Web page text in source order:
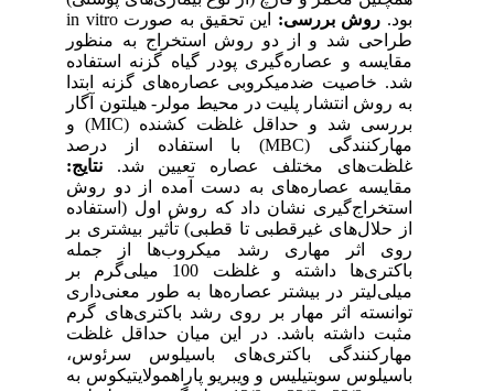
بود.روش بررسی:
این تحقیق به صورت in vitro
طراحی شد و از دو روش استخراج به منظور
مقایسه و عصاره‌گیری پودر گیاه گزنه استفاده
شد. خاصیت ضد‌میکروبی عصاره‌های گزنه ابتدا
به روش انتشار پلیت در محیط مولر- هیلتون آگار
بررسی شد و حداقل غلظت کشنده (MIC) ‌و
مهارکنندگی (MBC) با استفاده از درصد
غلظت‌های مختلف عصاره تعیین شد.نتایج:
مقایسه عصاره‌های به دست آمده از دو روش
استخراج‌گیری نشان داد که روش اول (استفاده
از حلال‌های غیرقطبی تا قطبی) تأثیر بیشتری بر
روی اثر مهاری رشد میکروب‌ها از جمله
باکتری‌ها داشته و غلظت 100 میلی‌گرم بر
میلی‌لیتر در بیشتر عصاره‌ها به طور معنی‌داری
توانسته اثر مهار بر روی رشد‌ باکتری‌های گرم
مثبت داشته باشد. در این میان حداقل غلظت
مهارکنندگی باکتری‌های باسیلوس سرﺋوس،
باسیلوس سوبتیلیس و ویبریو پاراهمولایتیکوس به